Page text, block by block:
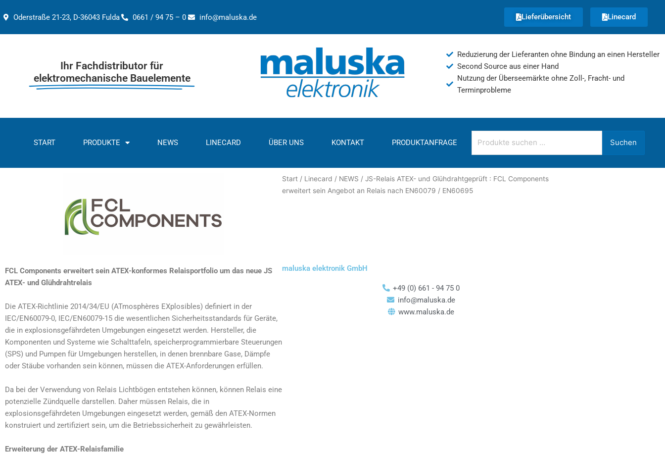
InhaltOderstraße 21-23, D-36043 Fulda 0661 / 94 75 – 0 info@maluska.de Lieferübersicht Linecard
Ihr Fachdistributor für
elektromechanische Bauelemente
Reduzierung der Lieferanten ohne Bindung an einen Hersteller
Second Source aus einer Hand
Nutzung der Überseemärkte ohne Zoll-, Fracht- und
Terminprobleme
START PRODUKTE NEWS LINECARD ÜBER UNS KONTAKT PRODUKTANFRAGE
nach:
Suchen
Start / Linecard / NEWS / JS-Relais ATEX- und Glühdrahtgeprüft : FCL Components
erweitert sein Angebot an Relais nach EN60079 / EN60695
FCL Components erweitert sein ATEX-konformes Relaisportfolio um das neue JS
ATEX- und Glühdrahtrelais
Die ATEX-Richtlinie 2014/34/EU (ATmosphères EXplosibles) definiert in der
IEC/EN60079-0, IEC/EN60079-15 die wesentlichen Sicherheitsstandards für Geräte,
die in explosionsgefährdeten Umgebungen eingesetzt werden. Hersteller, die
Komponenten und Systeme wie Schalttafeln, speicherprogrammierbare Steuerungen
(SPS) und Pumpen für Umgebungen herstellen, in denen brennbare Gase, Dämpfe
oder Stäube vorhanden sein können, müssen die ATEX-Anforderungen erfüllen.
Da bei der Verwendung von Relais Lichtbögen entstehen können, können Relais eine
potenzielle Zündquelle darstellen. Daher müssen Relais, die in
explosionsgefährdeten Umgebungen eingesetzt werden, gemäß den ATEX-Normen
konstruiert und zertifiziert sein, um die Betriebssicherheit zu gewährleisten.
Erweiterung der ATEX-Relaisfamilie
maluska elektronik GmbH
+49 (0) 661 - 94 75 0
info@maluska.de
www.maluska.de